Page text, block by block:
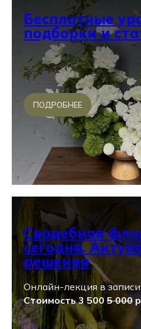
Бесплатные
подборки и
ПОДРОБНЕЕ
Свадебная
сегодня.
решения
Онлайн-лекция в записи
Стоимость 3 500 5 000